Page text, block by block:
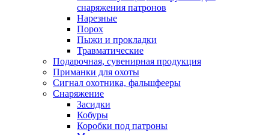
снаряжения патронов
Нарезные
Порох
Пыжи и прокладки
Травматические
Подарочная, сувенирная продукция
Приманки для охоты
Сигнал охотника, фальшфееры
Снаряжение
Засидки
Кобуры
Коробки под патроны